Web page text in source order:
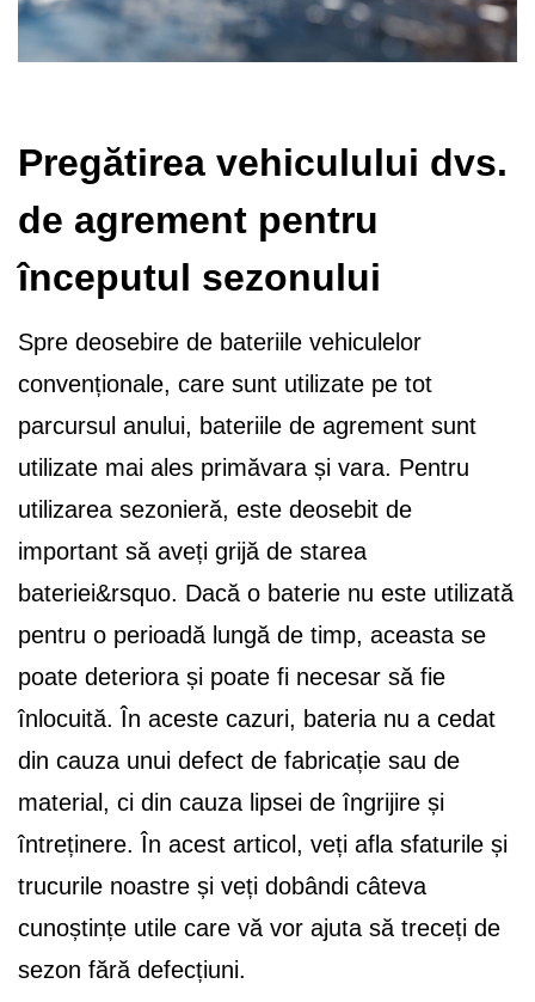
Pregătirea vehiculului dvs.
de agrement pentru
începutul sezonului
Spre deosebire de bateriile vehiculelor
convenționale, care sunt utilizate pe tot
parcursul anului, bateriile de agrement sunt
utilizate mai ales primăvara și vara. Pentru
utilizarea sezonieră, este deosebit de
important să aveți grijă de starea
bateriei&rsquo. Dacă o baterie nu este utilizată
pentru o perioadă lungă de timp, aceasta se
poate deteriora și poate fi necesar să fie
înlocuită. În aceste cazuri, bateria nu a cedat
din cauza unui defect de fabricație sau de
material, ci din cauza lipsei de îngrijire și
întreținere. În acest articol, veți afla sfaturile și
trucurile noastre și veți dobândi câteva
cunoștințe utile care vă vor ajuta să treceți de
sezon fără defecțiuni.